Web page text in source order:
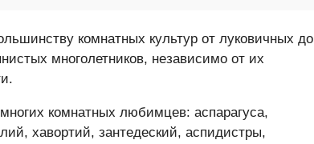
комнатных культур от луковичных до
многолетников, независимо от их
комнатных любимцев: аспарагуса,
хавортий, зантедеский, аспидистры,